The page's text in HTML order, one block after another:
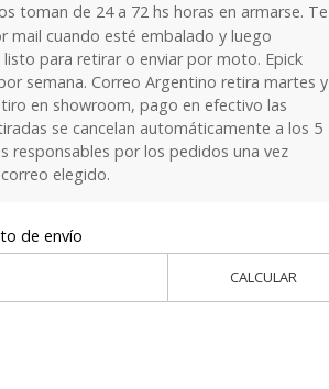
toman de 24 a 72 hs horas en armarse. Te
mail cuando esté embalado y luego
para retirar o enviar por moto. Epick
semana. Correo Argentino retira martes y
en showroom, pago en efectivo las
se cancelan automáticamente a los 5
responsables por los pedidos una vez
elegido.
de envío
CALCULAR